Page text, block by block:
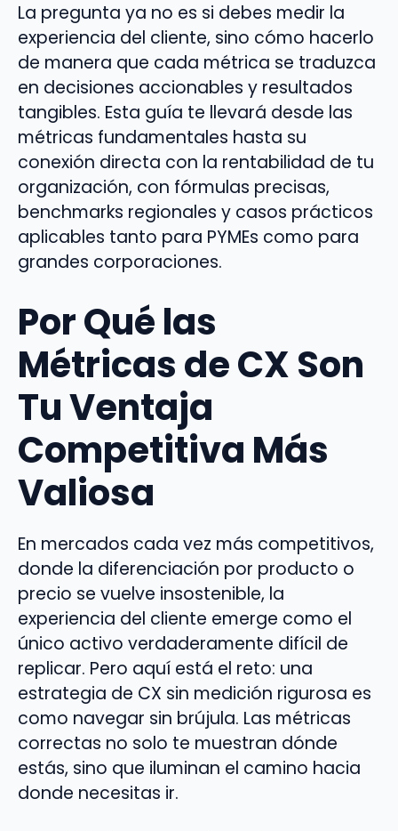
La pregunta ya no es si debes medir la
experiencia del cliente, sino cómo hacerlo
de manera que cada métrica se traduzca
en decisiones accionables y resultados
tangibles. Esta guía te llevará desde las
métricas fundamentales hasta su
conexión directa con la rentabilidad de tu
organización, con fórmulas precisas,
benchmarks regionales y casos prácticos
aplicables tanto para PYMEs como para
grandes corporaciones.
Por Qué las
Métricas de CX Son
Tu Ventaja
Competitiva Más
Valiosa
En mercados cada vez más competitivos,
donde la diferenciación por producto o
precio se vuelve insostenible, la
experiencia del cliente emerge como el
único activo verdaderamente difícil de
replicar. Pero aquí está el reto: una
estrategia de CX sin medición rigurosa es
como navegar sin brújula. Las métricas
correctas no solo te muestran dónde
estás, sino que iluminan el camino hacia
donde necesitas ir.